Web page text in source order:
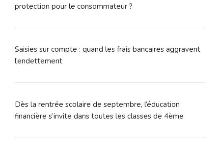
protection pour le consommateur ?
Saisies sur compte : quand les frais bancaires aggravent
l’endettement
Dès la rentrée scolaire de septembre, l’éducation
financière s’invite dans toutes les classes de 4ème